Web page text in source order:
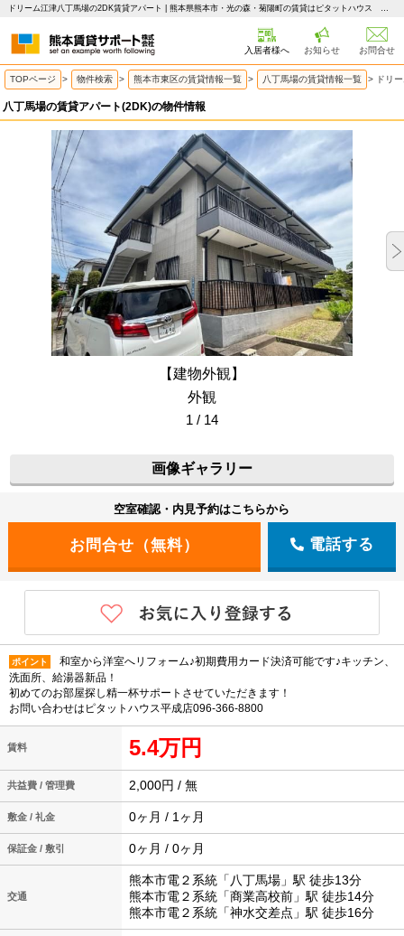
ドリーム江津八丁馬場の2DK賃貸アパート | 熊本県熊本市・光の森・菊陽町の賃貸はピタットハウス 熊本賃貸サポート
入居者様へ お知らせ お問合せ
TOPページ > 物件検索 > 熊本市東区の賃貸情報一覧 > 八丁馬場の賃貸情報一覧 > ドリ
八丁馬場の賃貸アパート(2DK)の物件情報
【建物外観】
外観
1 / 14
画像ギャラリー
空室確認・内見予約はこちらから
電話する
ポイント
和室から洋室へリフォーム♪初期費用カード決済可能です♪キッチン、
洗面所、給湯器新品！
初めてのお部屋探し精一杯サポートさせていただきます！
お問い合わせはピタットハウス平成店096-366-8800
賃料 5.4万円
共益費 / 管理費 2,000円 / 無
敷金 / 礼金 0ヶ月 / 1ヶ月
保証金 / 敷引 0ヶ月 / 0ヶ月
交通
熊本市電２系統「八丁馬場」駅 徒歩13分
熊本市電２系統「商業高校前」駅 徒歩14分
熊本市電２系統「神水交差点」駅 徒歩16分